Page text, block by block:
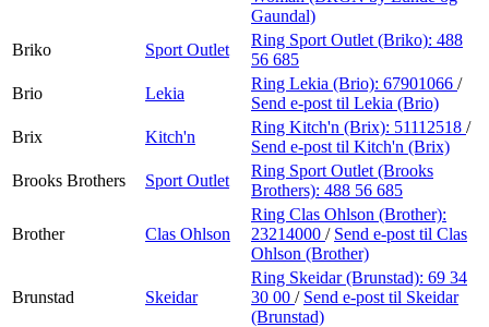
Gaundal)
Briko
Sport Outlet
Ring Sport Outlet (Briko): 488
56 685
Brio
Lekia
Ring Lekia (Brio): 67901066 /
Send e-post til Lekia (Brio)
Brix
Kitch'n
Ring Kitch'n (Brix): 51112518 /
Send e-post til Kitch'n (Brix)
Brooks Brothers
Sport Outlet
Ring Sport Outlet (Brooks
Brothers): 488 56 685
Brother Clas Ohlson
Ring Clas Ohlson (Brother):
23214000 / Send e-post til Clas
Ohlson (Brother)
Brunstad Skeidar
Ring Skeidar (Brunstad): 69 34
30 00 / Send e-post til Skeidar
(Brunstad)